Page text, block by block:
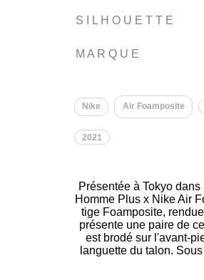
S I L H O U E T T E
M A R Q U E
Nike Air Foamposite
2021
Présentée à Tokyo
Homme Plus x Nike Air
tige Foamposite,
présente une paire de
est brodé sur l'avant-
languette du talon.